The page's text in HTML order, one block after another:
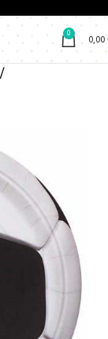
0
0,00